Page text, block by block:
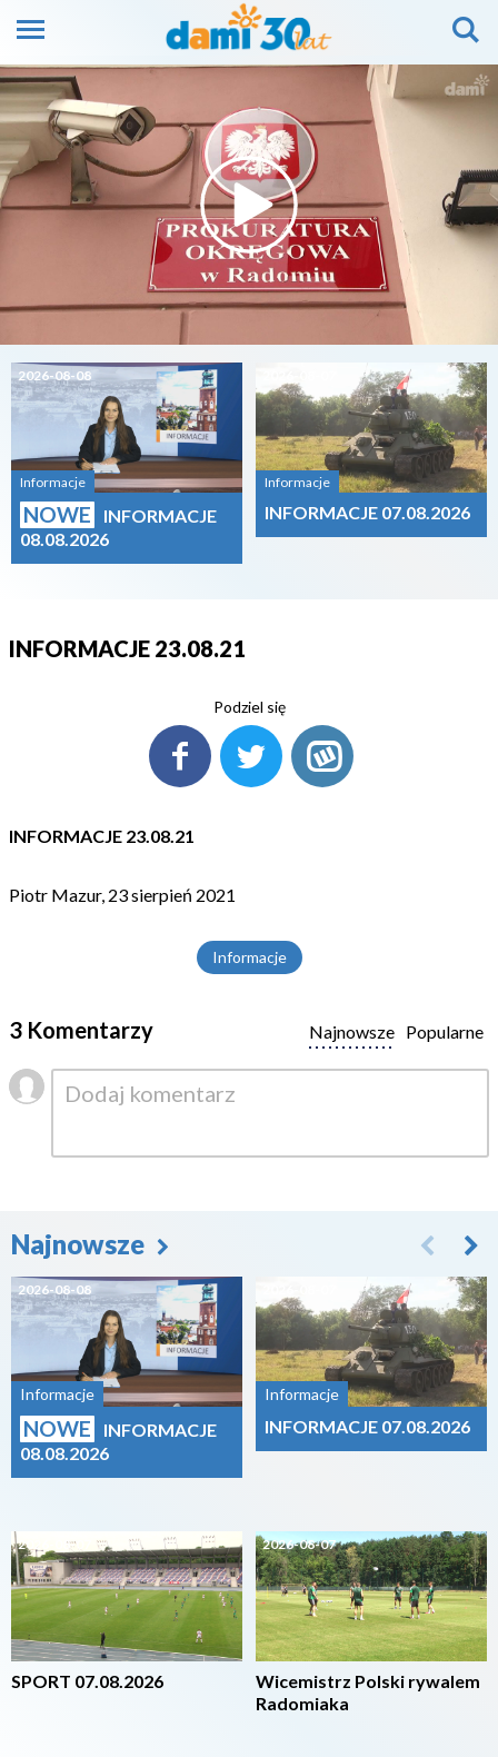
2026-08-08
Informacje
NOWE
INFORMACJE
08.08.2026
Informacje
INFORMACJE 07.08.2026
INFORMACJE 23.08.21
Podziel się
INFORMACJE 23.08.21
Piotr Mazur, 23 sierpień 2021
Informacje
3 Komentarzy Popularne
Najnowsze
Najnowsze
2026-08-08
Informacje
NOWE
INFORMACJE
08.08.2026
2026-08-07
SPORT 07.08.2026
Informacje
INFORMACJE 07.08.2026
2026-08-07
Wicemistrz Polski rywalem
Radomiaka